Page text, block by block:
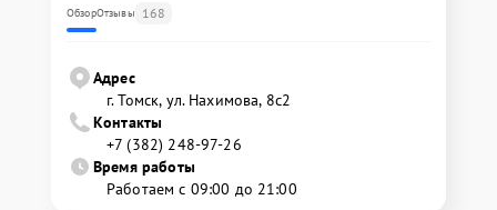
ОбзорОтзывы 168
Адрес
г. Томск, ул. Нахимова, 8с2
Контакты
+7 (382) 248-97-26
Время работы
Работаем с 09:00 до 21:00